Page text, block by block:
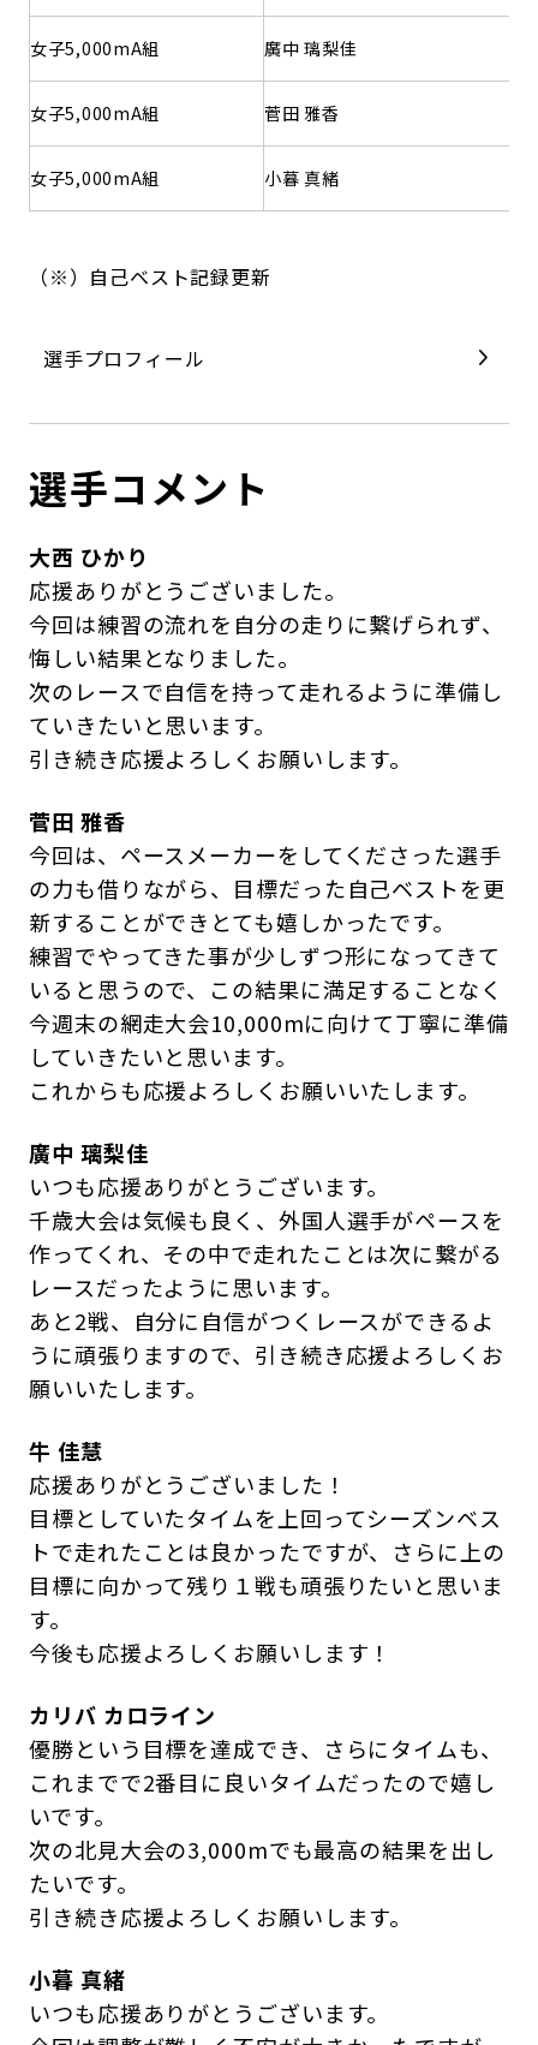
女子5,000mA組 廣中 璃梨佳
女子5,000mA組 菅田 雅香
女子5,000mA組 小暮 真緒
（※）自己ベスト記録更新
選手プロフィール
選手コメント
大西 ひかり
応援ありがとうございました。
今回は練習の流れを自分の走りに繋げられず、
悔しい結果となりました。
次のレースで自信を持って走れるように準備し
ていきたいと思います。
引き続き応援よろしくお願いします。
菅田 雅香
今回は、ペースメーカーをしてくださった選手
の力も借りながら、目標だった自己ベストを更
新することができとても嬉しかったです。
練習でやってきた事が少しずつ形になってきて
いると思うので、この結果に満足することなく
今週末の網走大会10,000mに向けて丁寧に準備
していきたいと思います。
これからも応援よろしくお願いいたします。
廣中 璃梨佳
いつも応援ありがとうございます。
千歳大会は気候も良く、外国人選手がペースを
作ってくれ、その中で走れたことは次に繋がる
レースだったように思います。
あと2戦、自分に自信がつくレースができるよ
うに頑張りますので、引き続き応援よろしくお
願いいたします。
牛 佳慧
応援ありがとうございました！
目標としていたタイムを上回ってシーズンベス
トで走れたことは良かったですが、さらに上の
目標に向かって残り１戦も頑張りたいと思いま
す。
今後も応援よろしくお願いします！
カリバ カロライン
優勝という目標を達成でき、さらにタイムも、
これまでで2番目に良いタイムだったので嬉し
いです。
次の北見大会の3,000mでも最高の結果を出し
たいです。
引き続き応援よろしくお願いします。
小暮 真緒
いつも応援ありがとうございます。